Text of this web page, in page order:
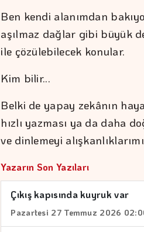
Ben kendi alanımdan
aşılmaz dağlar gibi büyük
ile çözülebilecek konular.
Kim bilir...
Belki de yapay zekânın
hızlı yazması ya da daha
ve dinlemeyi
Yazarın Son Yazıları
Çıkış kapısında kuyruk var
Pazartesi 27 Temmuz 2026